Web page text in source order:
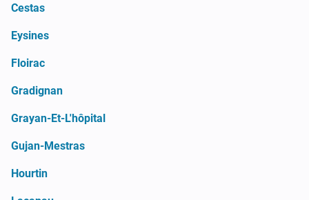
Cestas
Eysines
Floirac
Gradignan
Grayan-Et-L'hôpital
Gujan-Mestras
Hourtin